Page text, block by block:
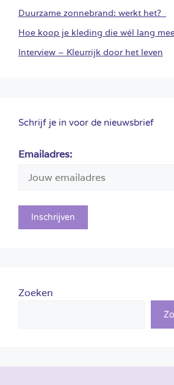
Duurzame zonnebrand: werkt het?
Hoe koop je kleding die wél lang
Interview – Kleurrijk door het leven
Schrijf je in voor de nieuwsbrief
Emailadres:
Zoeken